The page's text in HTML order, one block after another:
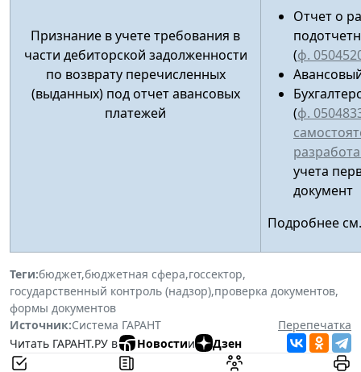
Признание в учете требования в
части дебиторской задолженности
по возврату перечисленных
(выданных) под отчет авансовых
платежей
Отчет о
(ф.
(ф.
учета
документ
Подробнее
Теги:бюджет,бюджетная сфера,госсектор,
государственный контроль (надзор),проверка документов,
формы документов
Источник:Система ГАРАНТ
Перепечатка
Читать ГАРАНТ.РУ в
Новостии Дзен